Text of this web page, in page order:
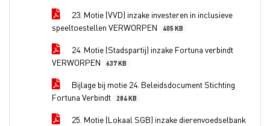
23. Motie (VVD) inzake investeren in inclusieve
speeltoestellen VERWORPEN
405 KB
24. Motie (Stadspartij) inzake Fortuna verbindt
VERWORPEN
637 KB
Bijlage bij motie 24. Beleidsdocument Stichting
Fortuna Verbindt
284 KB
25. Motie (Lokaal SGB) inzake dierenvoedselbank